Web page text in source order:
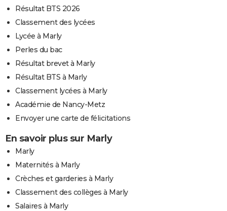
Résultat BTS 2026
Classement des lycées
Lycée à Marly
Perles du bac
Résultat brevet à Marly
Résultat BTS à Marly
Classement lycées à Marly
Académie de Nancy-Metz
Envoyer une carte de félicitations
En savoir plus sur Marly
Marly
Maternités à Marly
Crèches et garderies à Marly
Classement des collèges à Marly
Salaires à Marly